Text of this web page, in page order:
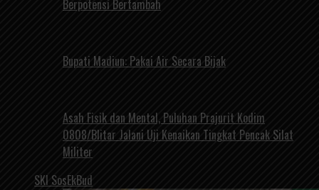
Berpotensi Bertambah
Bupati Madiun: Pakai Air Secara Bijak
Asah Fisik dan Mental, Puluhan Prajurit Kodim
0808/Blitar Jalani Uji Kenaikan Tingkat Pencak Silat
Militer
SKI SosEkBud